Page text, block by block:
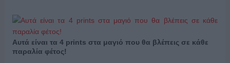
Αυτά είναι τα 4 prints στα μαγιό που θα βλέπεις σε κάθε
παραλία φέτος!